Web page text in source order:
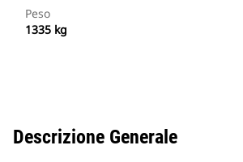
Peso
1335 kg
Descrizione Generale